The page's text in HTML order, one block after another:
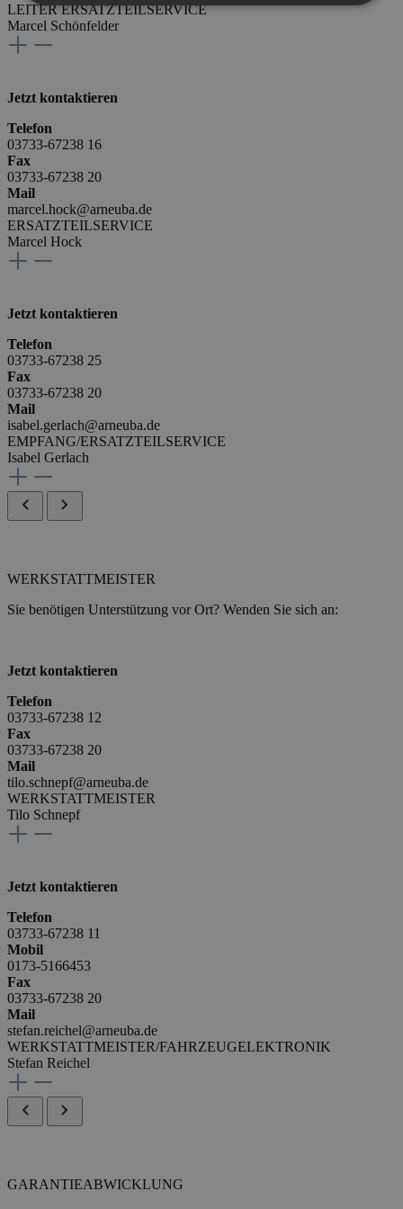
LEITER ERSATZTEILSERVICE
Marcel Schönfelder
Jetzt kontaktieren
Telefon
03733-67238 16
Fax
03733-67238 20
Mail
marcel.hock@arneuba.de
ERSATZTEILSERVICE
Marcel Hock
Jetzt kontaktieren
Telefon
03733-67238 25
Fax
03733-67238 20
Mail
isabel.gerlach@arneuba.de
EMPFANG/ERSATZTEILSERVICE
Isabel Gerlach
WERKSTATTMEISTER
Sie benötigen Unterstützung vor Ort? Wenden Sie sich an:
Jetzt kontaktieren
Telefon
03733-67238 12
Fax
03733-67238 20
Mail
tilo.schnepf@arneuba.de
WERKSTATTMEISTER
Tilo Schnepf
Jetzt kontaktieren
Telefon
03733-67238 11
Mobil
0173-5166453
Fax
03733-67238 20
Mail
stefan.reichel@arneuba.de
WERKSTATTMEISTER/FAHRZEUGELEKTRONIK
Stefan Reichel
GARANTIEABWICKLUNG